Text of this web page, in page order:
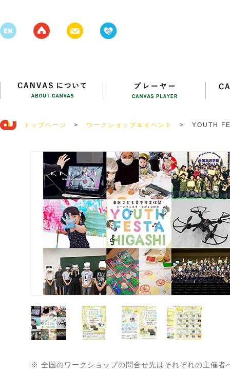
トップページ > ワークショップ＆イベント > YOUTH
※ 全国のワークショップの問合せ先はそれぞれの主催者